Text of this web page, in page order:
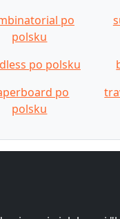
po
polsku
po polsku
po
polsku